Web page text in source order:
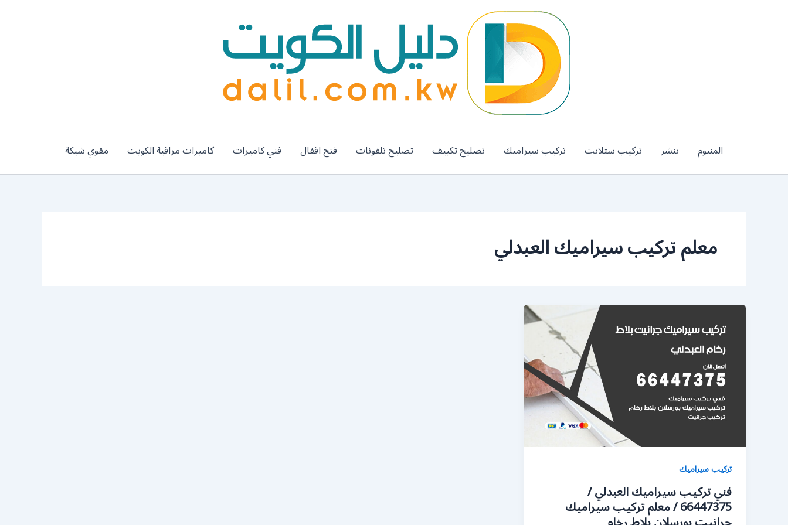
المنيوم بنشر تركيب ستلايت تركيب سيراميك تصليح تكييف تصليح تلفونات فتح اقفال فني كاميرات كاميرات مراقبة الكويت مقوي شبكة
معلم تركيب سيراميك العبدلي
تركيب سيراميك
فني تركيب سيراميك العبدلي /
66447375 / معلم تركيب سيراميك